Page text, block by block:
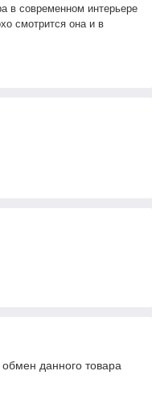
в современном интерьере
смотрится она и в
данного товара